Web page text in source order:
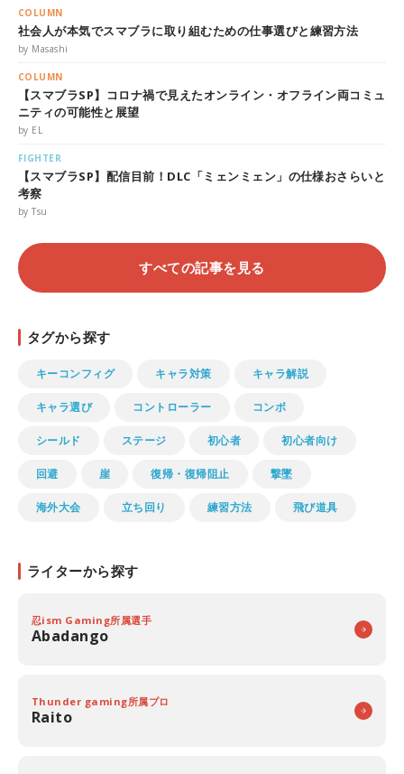
COLUMN
社会人が本気でスマブラに取り組むための仕事選びと練習方法
by Masashi
COLUMN
【スマブラSP】コロナ禍で見えたオンライン・オフライン両コミュ
ニティの可能性と展望
by EL
FIGHTER
【スマブラSP】配信目前！DLC「ミェンミェン」の仕様おさらいと
考察
by Tsu
すべての記事を見る
タグから探す
キーコンフィグ キャラ対策 キャラ解説
キャラ選び コントローラー コンボ
シールド ステージ 初心者 初心者向け
回避 崖 復帰・復帰阻止 撃墜
海外大会 立ち回り 練習方法 飛び道具
ライターから探す
忍ism Gaming所属選手
Abadango
Thunder gaming所属プロ
Raito